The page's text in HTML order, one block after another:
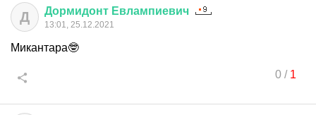
Д Дормидонт Евлампиевич
13:01, 25.12.2021
Микантара🤓
0/ 1